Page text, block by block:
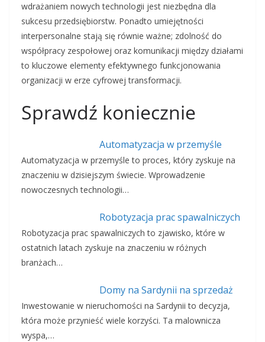
wdrażaniem nowych technologii jest niezbędna dla
sukcesu przedsiębiorstw. Ponadto umiejętności
interpersonalne stają się równie ważne; zdolność do
współpracy zespołowej oraz komunikacji między działami
to kluczowe elementy efektywnego funkcjonowania
organizacji w erze cyfrowej transformacji.
Sprawdź koniecznie
Automatyzacja w przemyśle
Automatyzacja w przemyśle to proces, który zyskuje na
znaczeniu w dzisiejszym świecie. Wprowadzenie
nowoczesnych technologii…
Robotyzacja prac spawalniczych
Robotyzacja prac spawalniczych to zjawisko, które w
ostatnich latach zyskuje na znaczeniu w różnych
branżach…
Domy na Sardynii na sprzedaż
Inwestowanie w nieruchomości na Sardynii to decyzja,
która może przynieść wiele korzyści. Ta malownicza
wyspa,…